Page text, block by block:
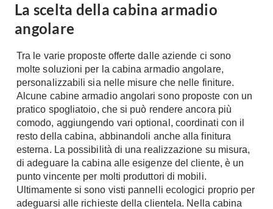
Armadi ante
Scorrevoli
Armadi su misura
Armadi Angolo
I consigli sugli armadi
Camerette
Camerette Ragazzi
Camerette Bambini
Letti a Castello
Per Neonati
Blindate
Porte Scorrevoli
Portoni
Maniglie
Finestre
Finestre Pvc
Finestre Alluminio
Finestre Legno
Persiane
La scelta della cabina armadio
angolare
Tra le varie proposte offerte dalle aziende ci sono
molte soluzioni per la cabina armadio angolare,
personalizzabili sia nelle misure che nelle finiture.
Alcune cabine armadio angolari sono proposte con un
pratico spogliatoio, che si può rendere ancora più
comodo, aggiungendo vari optional, coordinati con il
resto della cabina, abbinandoli anche alla finitura
esterna. La possibilità di una realizzazione su misura,
di adeguare la cabina alle esigenze del cliente, è un
punto vincente per molti produttori di mobili.
Ultimamente si sono visti pannelli ecologici proprio per
adeguarsi alle richieste della clientela. Nella cabina